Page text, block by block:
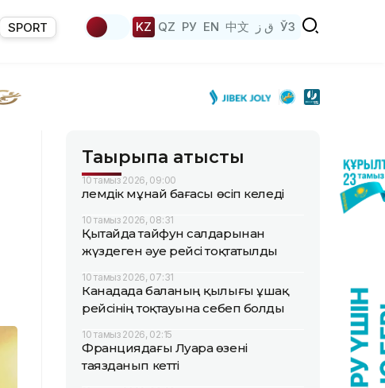
SPORT KZ QZ РУ EN 中文 ق ز ЎЗ
Тақырыпқа қатысты
10 тамыз 2026, 09:00
Әлемдік мұнай бағасы өсіп келеді
10 тамыз 2026, 08:31
Қытайда тайфун салдарынан
жүздеген әуе рейсі тоқтатылды
10 тамыз 2026, 07:31
Канадада баланың қылығы ұшақ
рейсінің тоқтауына себеп болды
10 тамыз 2026, 02:15
Франциядағы Луара өзені
таязданып кетті